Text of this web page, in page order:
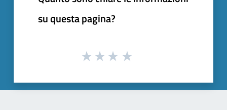
su questa pagina?